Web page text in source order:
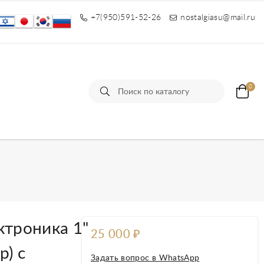
+7(950)591-52-26 nostalgiasu@mail.ru
0
1"
с
25 000₽
Задать вопрос в WhatsApp